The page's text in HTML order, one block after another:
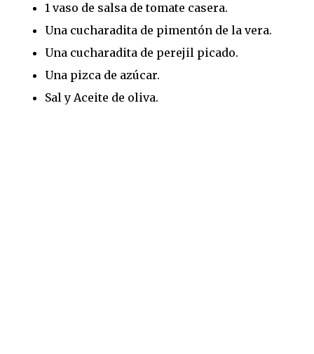
1 vaso de salsa de tomate casera.
Una cucharadita de pimentón de la vera.
Una cucharadita de perejil picado.
Una pizca de azúcar.
Sal y Aceite de oliva.